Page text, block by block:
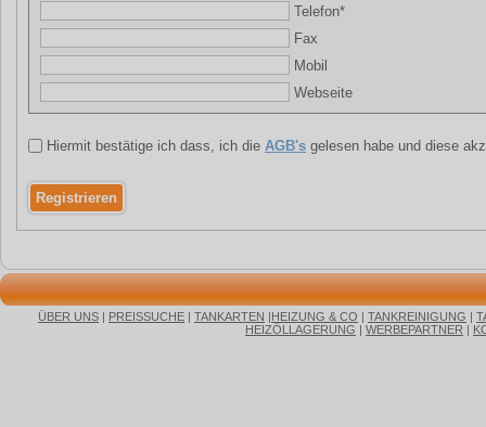
Telefon*
Fax
Mobil
Webseite
Hiermit bestätige ich dass, ich die AGB's gelesen habe und diese
ÜBER UNS | PREISSUCHE | TANKARTEN |HEIZUNG & CO | TANKREINIGUNG |
HEIZÖLLAGERUNG | WERBEPARTNER |